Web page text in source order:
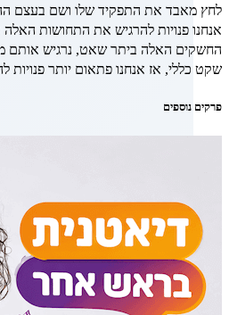
לחץ מאבד את התפקיד שלו ושם בעצם
אנחנו פנויות להרגיש את התחושות
החשקים האלה ביתר שאט, נרגיש אותם
שקט כללי, אז אנחנו פתאום יותר פנויות
פרקים נוספים